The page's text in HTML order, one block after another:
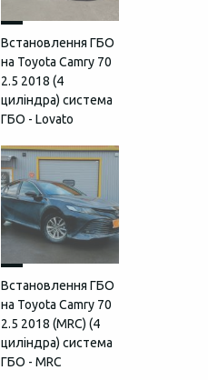
Встановлення ГБО
на Toyota Camry 70
2.5 2018 (4
циліндра) система
ГБО - Lovato
Встановлення ГБО
на Toyota Camry 70
2.5 2018 (MRC) (4
циліндра) система
ГБО - MRC